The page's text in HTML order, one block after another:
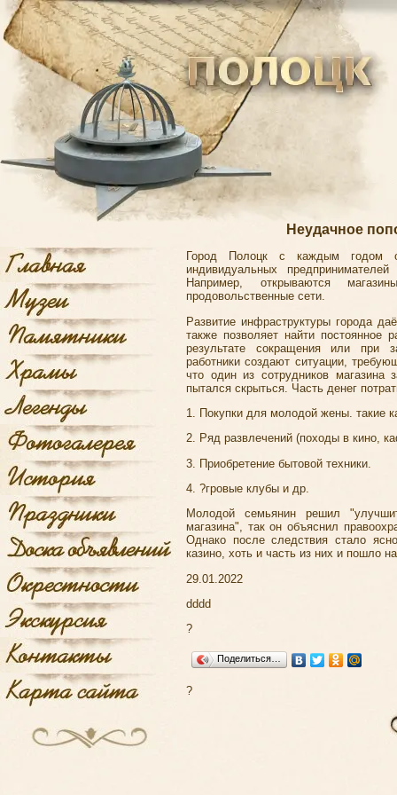
Неудачное
Город Полоцкс каждым годом
индивидуальных
Например, открываются
продовольственные сети.
Развитие инфраструктуры города
также позволяет найти
результате сокращения или при
работники создают ситуации,
что один из сотрудников
пытался скрыться. Часть денег
1. Покупки для молодой жены. такие
2. Ряд развлечений (походы в кино,
3. Приобретение бытовой техники.
4. ?гровые клубы и др.
Молодой семьянин решил
магазина", так он объяснил
Однако после следствия стало
казино, хоть и часть из них и пошло
29.01.2022
dddd
?
Поделиться…
?